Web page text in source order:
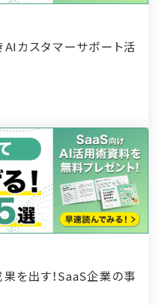
カスタマーサポート活
を出す！SaaS企業の事